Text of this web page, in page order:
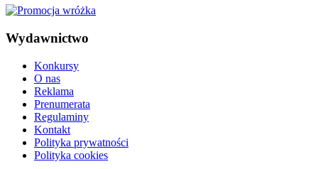
Wydawnictwo
Konkursy
O nas
Reklama
Prenumerata
Regulaminy
Kontakt
Polityka prywatności
Polityka cookies